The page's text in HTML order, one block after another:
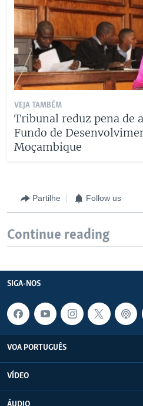
VEJA TAMBÉM
Tribunal reduz pena de
Fundo de
Moçambique
Partilhe Follow us
Continue reading
SIGA-NOS
VOA PORTUGUÊS
VÍDEO